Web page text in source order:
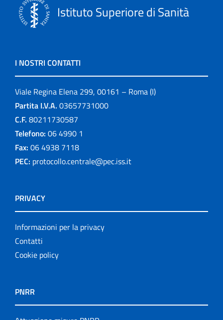
Istituto Superiore di Sanità
I NOSTRI CONTATTI
Viale Regina Elena 299, 00161 – Roma (I)
Partita I.V.A. 03657731000
C.F. 80211730587
Telefono: 06 4990 1
Fax: 06 4938 7118
PEC: protocollo.centrale@pec.iss.it
PRIVACY
Informazioni per la privacy
Contatti
Cookie policy
PNRR